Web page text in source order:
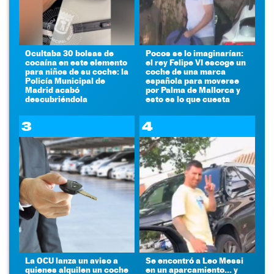
Ocultaba 30 bolsas de
cocaína en este elemento
para niños de su coche: la
Policía Municipal de
Madrid acabó
descubriéndola
Pocos se lo imaginarían:
el rey Felipe VI escoge un
coche de una marca
española para moverse
por Palma de Mallorca y
esto es lo que cuesta
3
La OCU lanza un aviso a
quienes alquilen un coche
4
Se encontró a Leo Messi
en un aparcamiento... y